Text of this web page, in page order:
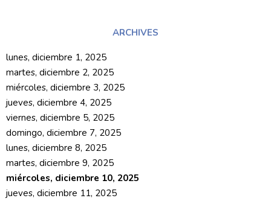
ARCHIVES
lunes, diciembre 1, 2025
martes, diciembre 2, 2025
miércoles, diciembre 3, 2025
jueves, diciembre 4, 2025
viernes, diciembre 5, 2025
domingo, diciembre 7, 2025
lunes, diciembre 8, 2025
martes, diciembre 9, 2025
miércoles, diciembre 10, 2025
jueves, diciembre 11, 2025